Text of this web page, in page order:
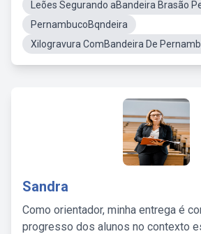
Leões Segurando aBandeira Brasão
PernambucoBqndeira
Xilogravura ComBandeira De
Sandra
Como orientador, minha entrega é
progresso dos alunos no contexto